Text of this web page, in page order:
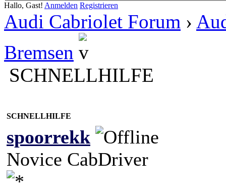
Hallo, Gast! Anmelden Registrieren
Audi Cabriolet Forum ›
Bremsen
SCHNELLHILFE
SCHNELLHILFE
spoorrekk
Novice CabDriver